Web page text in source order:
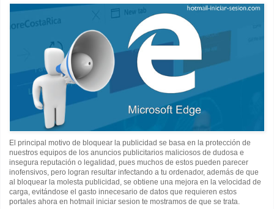
El principal motivo de bloquear la publicidad se basa en la protección de
nuestros equipos de los anuncios publicitarios maliciosos de dudosa e
insegura reputación o legalidad, pues muchos de estos pueden parecer
inofensivos, pero logran resultar infectando a tu ordenador, además de que
al bloquear la molesta publicidad, se obtiene una mejora en la velocidad de
carga, evitándose el gasto innecesario de datos que requieren estos
portales ahora en hotmail iniciar sesion te mostramos de que se trata.